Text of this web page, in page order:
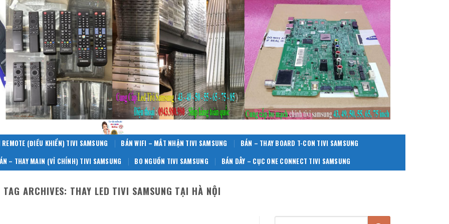
REMOTE (ĐIỀU KHIỂN) TIVI SAMSUNG BÁN WIFI – MẮT NHẬN TIVI SAMSUNG
BÁN – THAY BOARD T-CON TIVI SAMSUNG
– THAY MAIN (VỈ CHÍNH) TIVI SAMSUNG BO NGUỒN TIVI SAMSUNG BÁN DÂY – CỤC ONE CONNECT TIVI SAMSUNG
TAG ARCHIVES: THAY LED TIVI SAMSUNG TẠI HÀ NỘI